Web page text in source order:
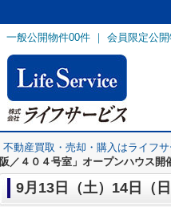
一般公開物件00件 ｜ 会員限定公
不動産買取・売却・購入はライフ
阪／４０４号室」オープンハウス開
9月13日（土）14日（